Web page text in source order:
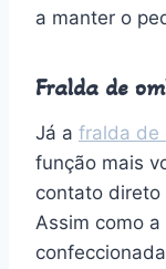
a manter o
Fralda de
Já a fralda de
função mais
contato direto
Assim como